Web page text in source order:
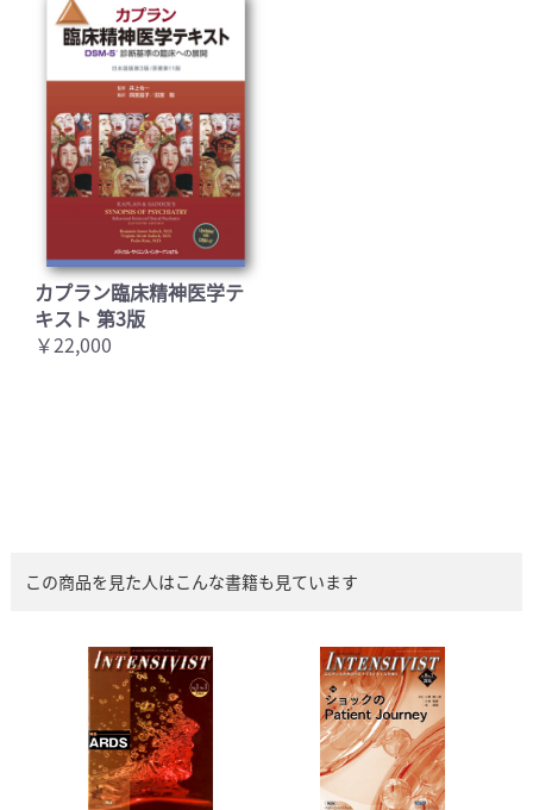
カプラン臨床精神医学テ
キスト 第3版
￥22,000
この商品を見た人はこんな書籍も見ています